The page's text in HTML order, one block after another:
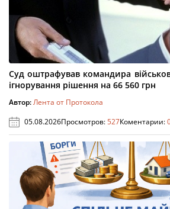
Суд оштрафував командира
ігнорування рішення на 66 560 грн
Автор:Лента от Протокола
05.08.2026Просмотров:527Коментарии: